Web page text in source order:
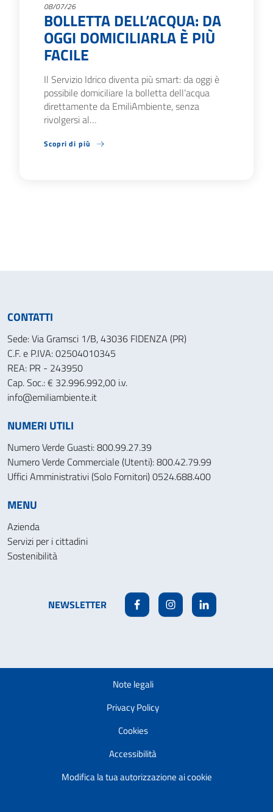
08/07/26
BOLLETTA DELL’ACQUA: DA
OGGI DOMICILIARLA È PIÙ
FACILE
Il Servizio Idrico diventa più smart: da oggi è
possibile domiciliare la bolletta dell’acqua
direttamente da EmiliAmbiente, senza
rivolgersi al…
Scopri di più
CONTATTI
Sede: Via Gramsci 1/B, 43036 FIDENZA (PR)
C.F. e P.IVA: 02504010345
REA: PR - 243950
Cap. Soc.: € 32.996.992,00 i.v.
info@emiliambiente.it
NUMERI UTILI
Numero Verde Guasti: 800.99.27.39
Numero Verde Commerciale (Utenti): 800.42.79.99
Uffici Amministrativi (Solo Fornitori) 0524.688.400
MENU
Azienda
Servizi per i cittadini
Sostenibilità
NEWSLETTER FacebookInstagramLinkedin
Note legali
Privacy Policy
Cookies
Accessibilità
Modifica la tua autorizzazione ai cookie